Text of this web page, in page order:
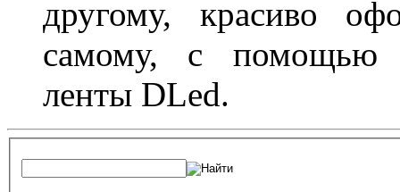
другому, красиво
самому, с помощью
ленты DLed.